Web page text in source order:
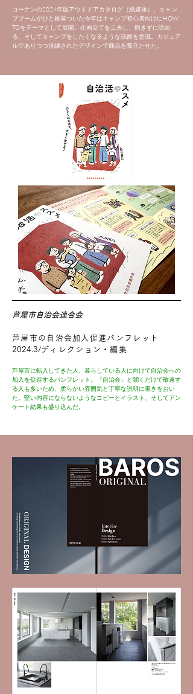
コーナンの2024年版アウトドアカタログ（紙媒体）。キャン
プブームがひと段落ついた今年はキャンプ初心者向けにHOW
TOをテーマとして展開。企画立てを工夫し、飽きずに読め
る、そしてキャンプをしたくなるような誌面を意識。カジュア
ルでありつつ洗練されたデザインで商品を際立たせた。
芦屋市自治会連合会
芦屋市の自治会加入促進パンフレット
2024.3/ディレクション・編集
​芦屋市に転入してきた人、暮らしている人に向けて自治会への
加入を促進するパンフレット。「自治会」と聞くだけで敬遠す
る人も多いため、柔らかい雰囲気と丁寧な説明に重きをおい
た。堅い内容にならないようなコピーとイラスト、そしてアン
ケート結果も盛り込んだ。